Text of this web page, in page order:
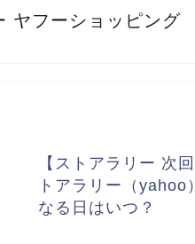
ヤフーショッピング
【ストアラリー 次
トアラリー（yahoo
なる日はいつ？